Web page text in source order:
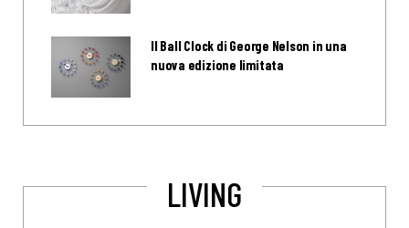
Il Ball Clock di George Nelson in una
nuova edizione limitata
LIVING